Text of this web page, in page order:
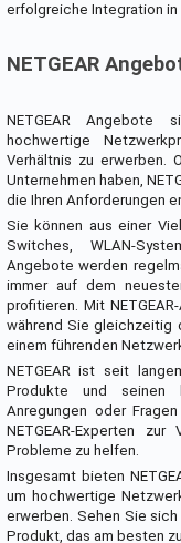
erfolgreiche Integration in
NETGEAR
NETGEAR Angebote
hochwertige
Verhältnis zu erwerben.
Unternehmen haben,
die Ihren Anforderungen
Sie können aus einer
Switches, WLAN-
Angebote werden
immer auf dem
profitieren. Mit
während Sie gleichzeitig
einem führenden
NETGEAR ist seit
Produkte und seinen
Anregungen oder
NETGEAR-Experten
Probleme zu helfen.
Insgesamt bieten
um hochwertige
erwerben. Sehen Sie
Produkt, das am besten